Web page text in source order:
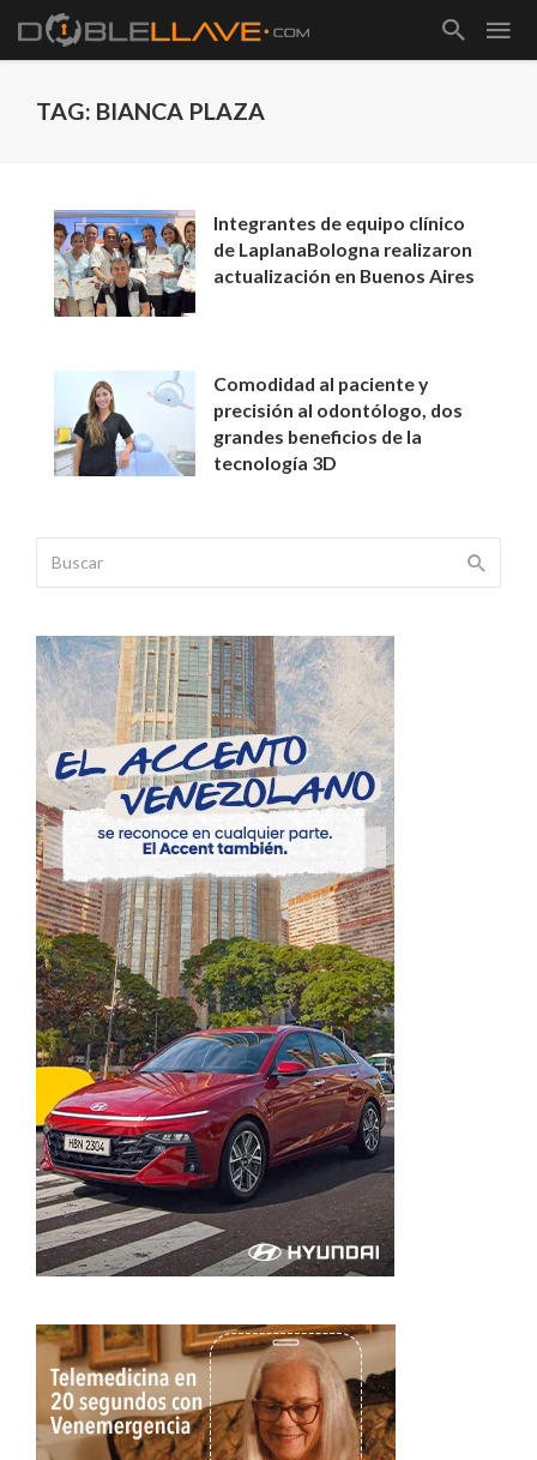
TAG: BIANCA PLAZA
Integrantes de equipo clínico
de LaplanaBologna realizaron
actualización en Buenos Aires
Comodidad al paciente y
precisión al odontólogo, dos
grandes beneficios de la
tecnología 3D